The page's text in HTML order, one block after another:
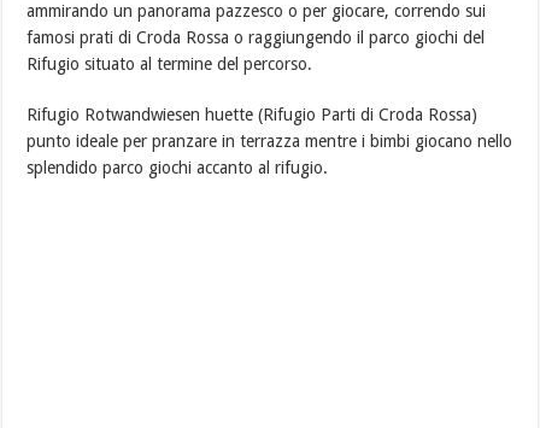
ammirando un panorama pazzesco o per giocare, correndo sui
famosi prati di Croda Rossa o raggiungendo il parco giochi del
Rifugio situato al termine del percorso.
Rifugio Rotwandwiesen huette (Rifugio Parti di Croda Rossa)
punto ideale per pranzare in terrazza mentre i bimbi giocano nello
splendido parco giochi accanto al rifugio.